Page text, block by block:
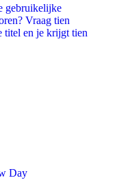
gebruikelijke
Vraag tien
titel en je krijgt tien
Day